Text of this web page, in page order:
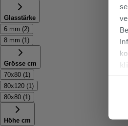
Glasstärke
6 mm (2)
8 mm (1)
Grösse cm
70x80 (1)
80x120 (1)
80x80 (1)
Höhe cm